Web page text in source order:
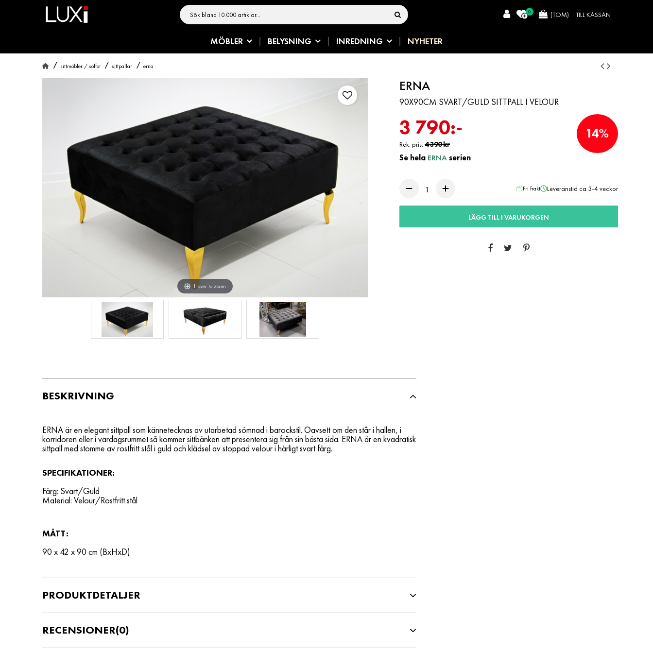
0 (TOM) TILL KASSAN
MÖBLER BELYSNING INREDNING NYHETER
sittmöbler / soffor sittpallar erna
Hover to zoom
ERNA
90X90CM SVART/GULD SITTPALL I VELOUR
3 790:-
Rek. pris:4 390 kr
14%
Se hela ERNAserien
Fri frakt Leveranstid ca 3-4 veckor
LÄGG TILL I VARUKORGEN
BESKRIVNING
ERNAär en elegant sittpall som kännetecknas av utarbetad sömnad i barockstil. Oavsett om den står i hallen, i
korridoren eller i vardagsrummet så kommer sittbänken att presentera sig från sin bästa sida. ERNA är en kvadratisk
sittpall med stomme av rostfritt stål i guld och klädsel av stoppad velour i härligt svart färg.
SPECIFIKATIONER:
Färg: Svart/Guld
Material: Velour/Rostfritt stål
MÅTT:
90 x 42 x 90 cm (BxHxD)
PRODUKTDETALJER
RECENSIONER(0)